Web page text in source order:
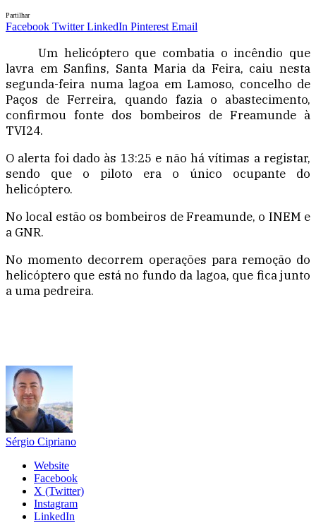
Partilhar
Facebook Twitter LinkedIn Pinterest Email
Um helicóptero que combatia o incêndio que
lavra em Sanfins, Santa Maria da Feira, caiu nesta
segunda-feira numa lagoa em Lamoso, concelho de
Paços de Ferreira, quando fazia o abastecimento,
confirmou fonte dos bombeiros de Freamunde à
TVI24.
O alerta foi dado às 13:25 e não há vítimas a registar,
sendo que o piloto era o único ocupante do
helicóptero.
No local estão os bombeiros de Freamunde, o INEM e
a GNR.
No momento decorrem operações para remoção do
helicóptero que está no fundo da lagoa, que fica junto
a uma pedreira.
Sérgio Cipriano
Website
Facebook
X (Twitter)
Instagram
LinkedIn